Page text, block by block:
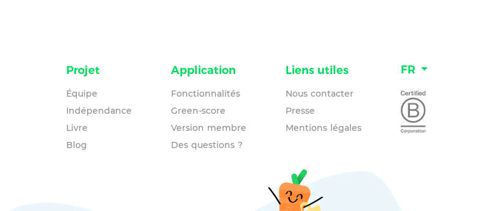
Projet
Équipe
Indépendance
Livre
Blog
Application
Fonctionnalités
Green-score
Version membre
Des questions ?
Liens utiles
Nous contacter
Presse
Mentions légales
FR